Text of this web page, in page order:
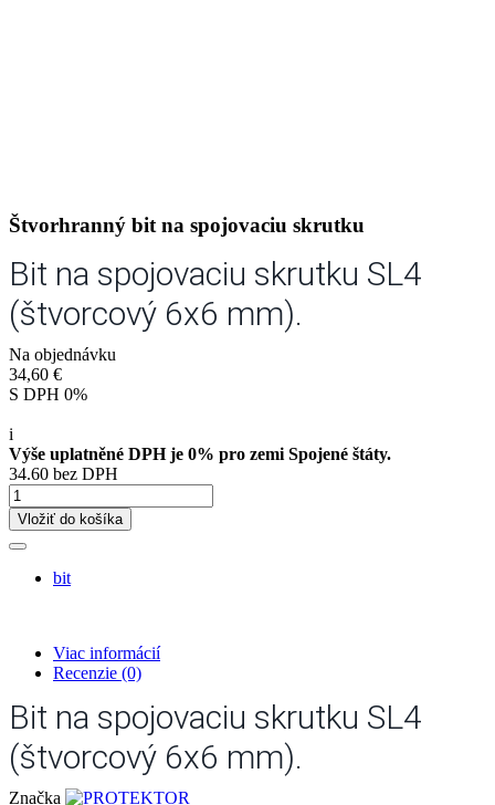
Štvorhranný bit na spojovaciu skrutku
Bit na spojovaciu skrutku SL4
(štvorcový 6x6 mm).
Na objednávku
34,60 €
S DPH 0%
i
Výše uplatněné DPH je 0% pro zemi Spojené štáty.
34.60 bez DPH
Vložiť do košíka
bit
Viac informácií
Recenzie (0)
Bit na spojovaciu skrutku SL4
(štvorcový 6x6 mm).
Značka